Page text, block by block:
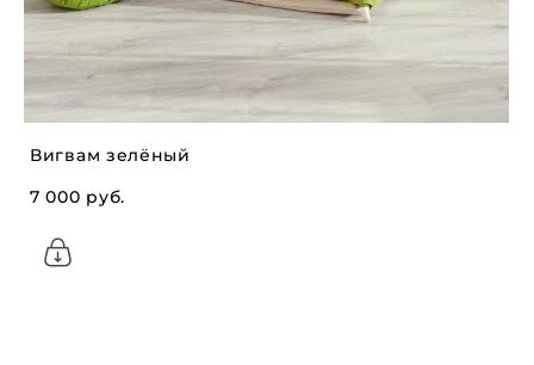
Вигвам зелёный
7 000 pуб.